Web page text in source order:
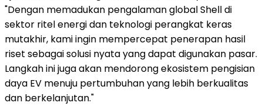
"Dengan memadukan pengalaman global Shell di
sektor ritel energi dan teknologi perangkat keras
mutakhir, kami ingin mempercepat penerapan hasil
riset sebagai solusi nyata yang dapat digunakan pasar.
Langkah ini juga akan mendorong ekosistem pengisian
daya EV menuju pertumbuhan yang lebih berkualitas
dan berkelanjutan."